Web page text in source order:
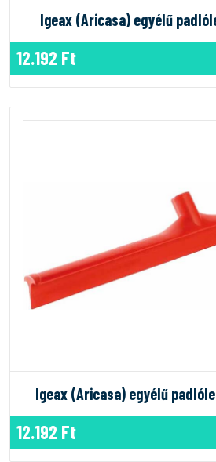
Igeax (Aricasa) egyélű
12.192 Ft
Igeax (Aricasa) egyélű
12.192 Ft